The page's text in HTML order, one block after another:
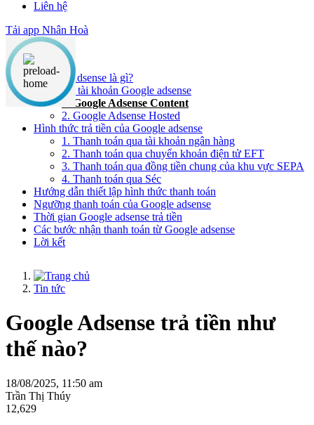
Liên hệ
Tải app Nhân Hoà
Nội dung chính
Google Adsense là gì?
Phân loại tài khoản Google adsense
1. Google Adsense Content
2. Google Adsense Hosted
Hình thức trả tiền của Google adsense
1. Thanh toán qua tài khoản ngân hàng
2. Thanh toán qua chuyển khoản điện tử EFT
3. Thanh toán qua đồng tiền chung của khu vực SEPA
4. Thanh toán qua Séc
Hướng dẫn thiết lập hình thức thanh toán
Ngưỡng thanh toán của Google adsense
Thời gian Google adsense trả tiền
Các bước nhận thanh toán từ Google adsense
Lời kết
Tin tức
Google Adsense trả tiền như
thế nào?
18/08/2025, 11:50 am
Trần Thị Thúy
12,629